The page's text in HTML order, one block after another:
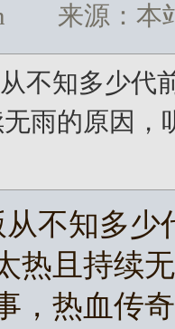
来源：本
不知多少代
雨的原因
不知多少
热且持续
，热血传